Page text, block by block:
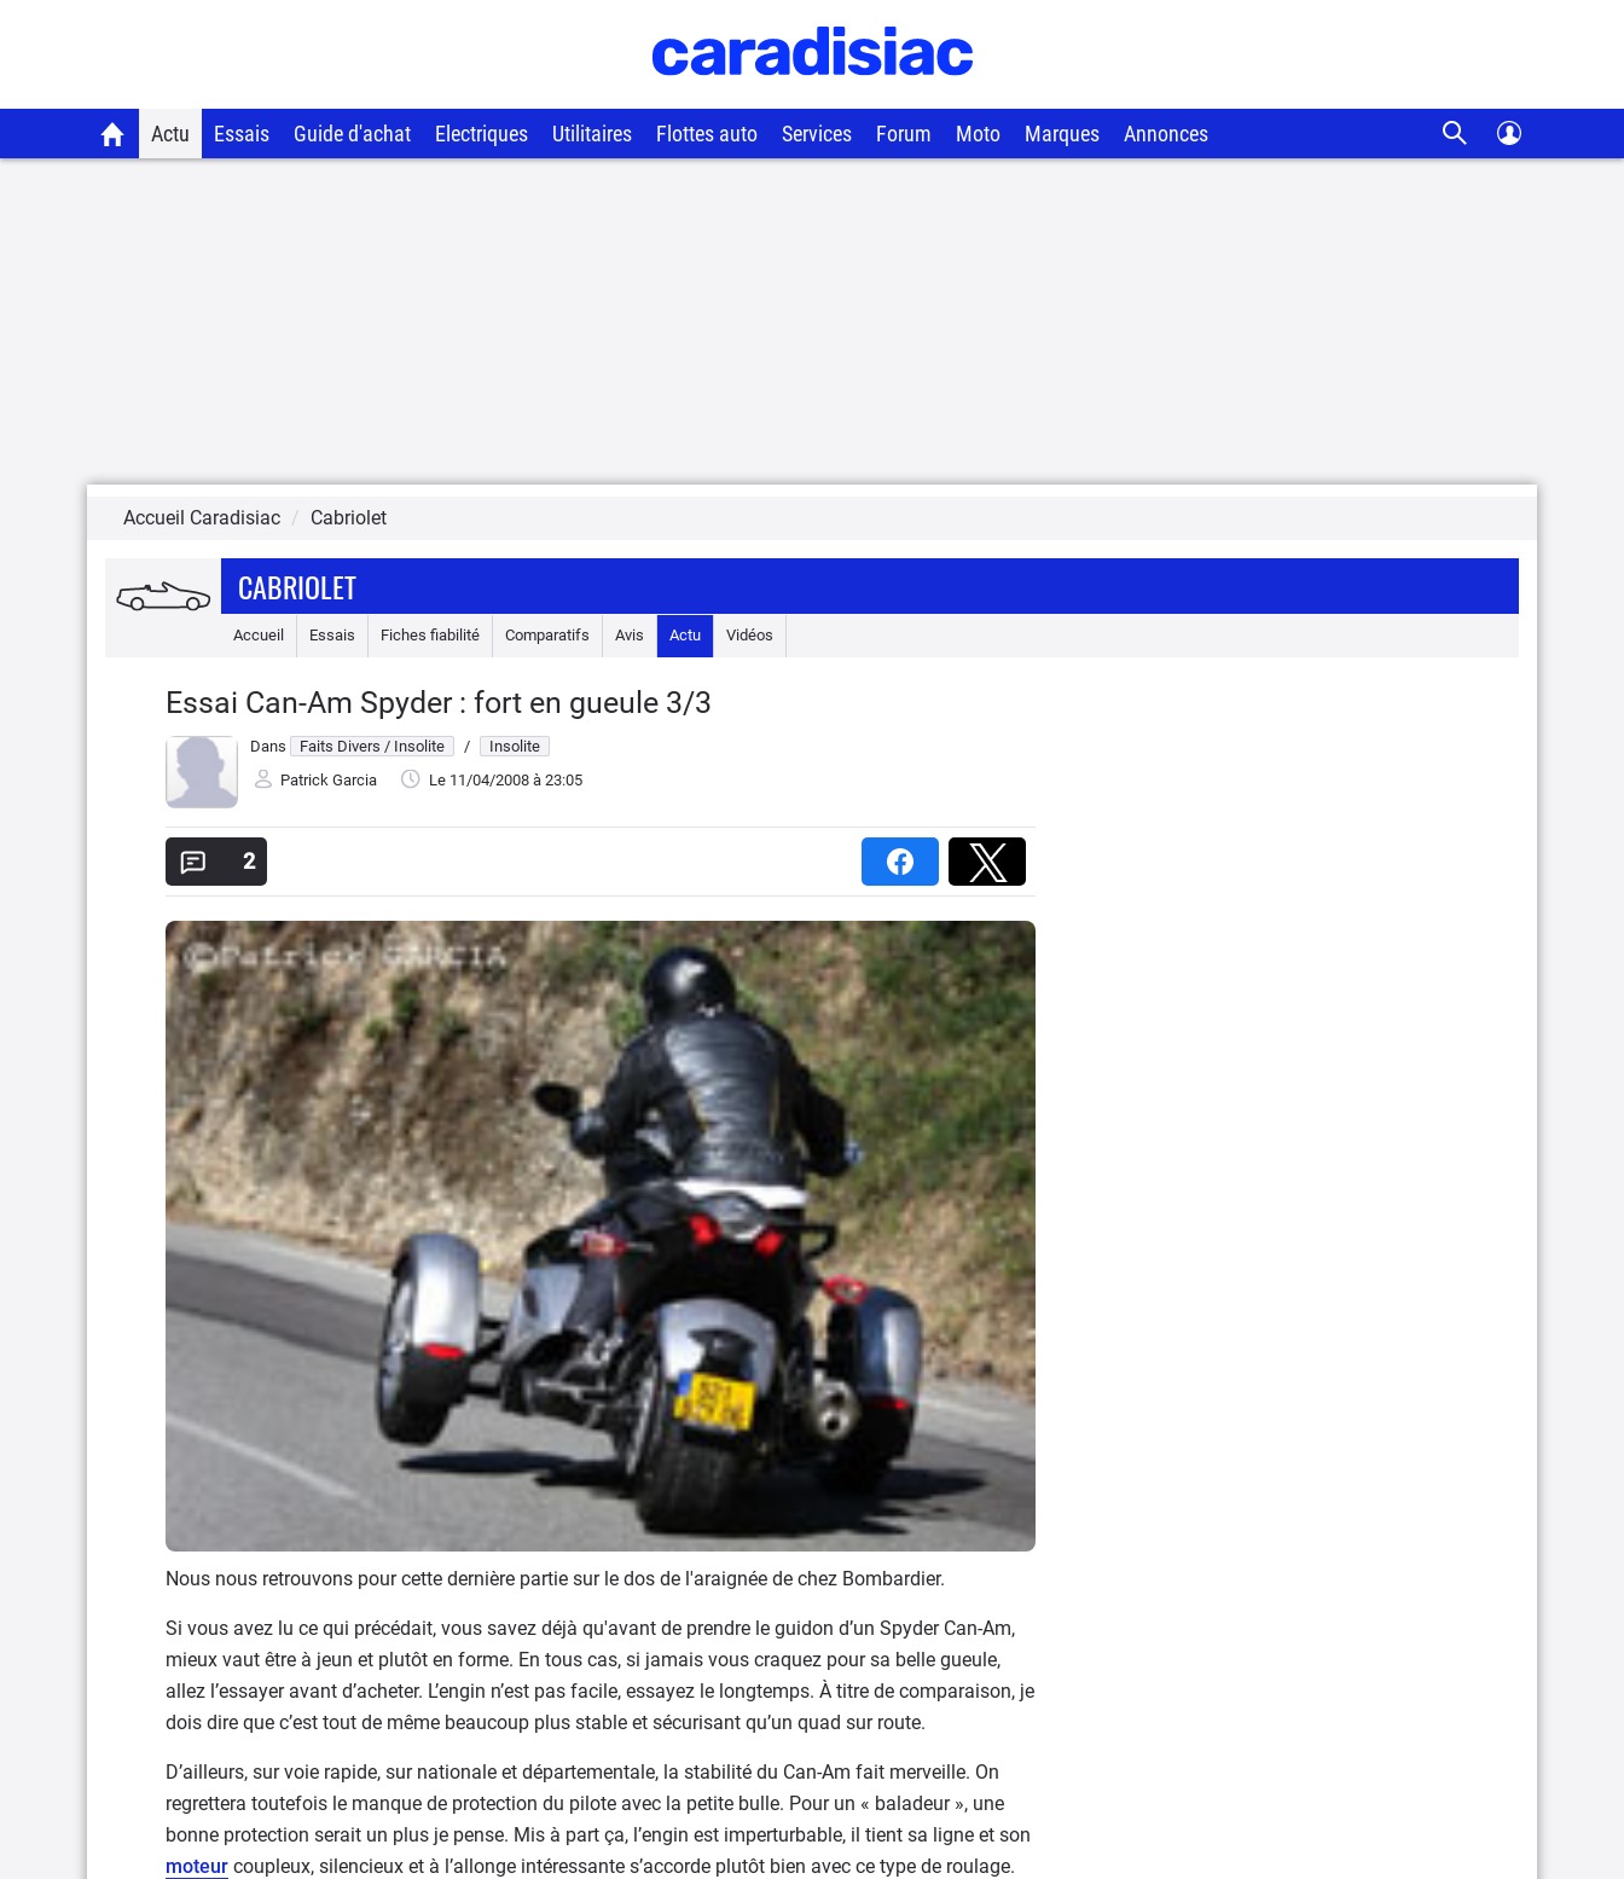
Actu Essais Guide d'achat Electriques Utilitaires Flottes auto Services Forum Moto Marques Annonces
Accueil Caradisiac Cabriolet
CABRIOLET
Accueil Essais Fiches fiabilité Comparatifs Avis Actu Vidéos
Essai Can-Am Spyder : fort en gueule 3/3
Dans Faits Divers / Insolite /
Insolite
Patrick Garcia
Le 11/04/2008 à 23:05
2
Nous nous retrouvons pour cette dernière partie sur le dos de l'araignée de chez Bombardier.
Si vous avez lu ce qui précédait, vous savez déjà qu'avant de prendre le guidon d’un Spyder Can-Am,
mieux vaut être à jeun et plutôt en forme. En tous cas, si jamais vous craquez pour sa belle gueule,
allez l’essayer avant d’acheter. L’engin n’est pas facile, essayez le longtemps. À titre de comparaison, je
dois dire que c’est tout de même beaucoup plus stable et sécurisant qu’un quad sur route.
D’ailleurs, sur voie rapide, sur nationale et départementale, la stabilité du Can-Am fait merveille. On
regrettera toutefois le manque de protection du pilote avec la petite bulle. Pour un « baladeur », une
bonne protection serait un plus je pense. Mis à part ça, l’engin est imperturbable, il tient sa ligne et son
moteur coupleux, silencieux et à l’allonge intéressante s’accorde plutôt bien avec ce type de roulage.